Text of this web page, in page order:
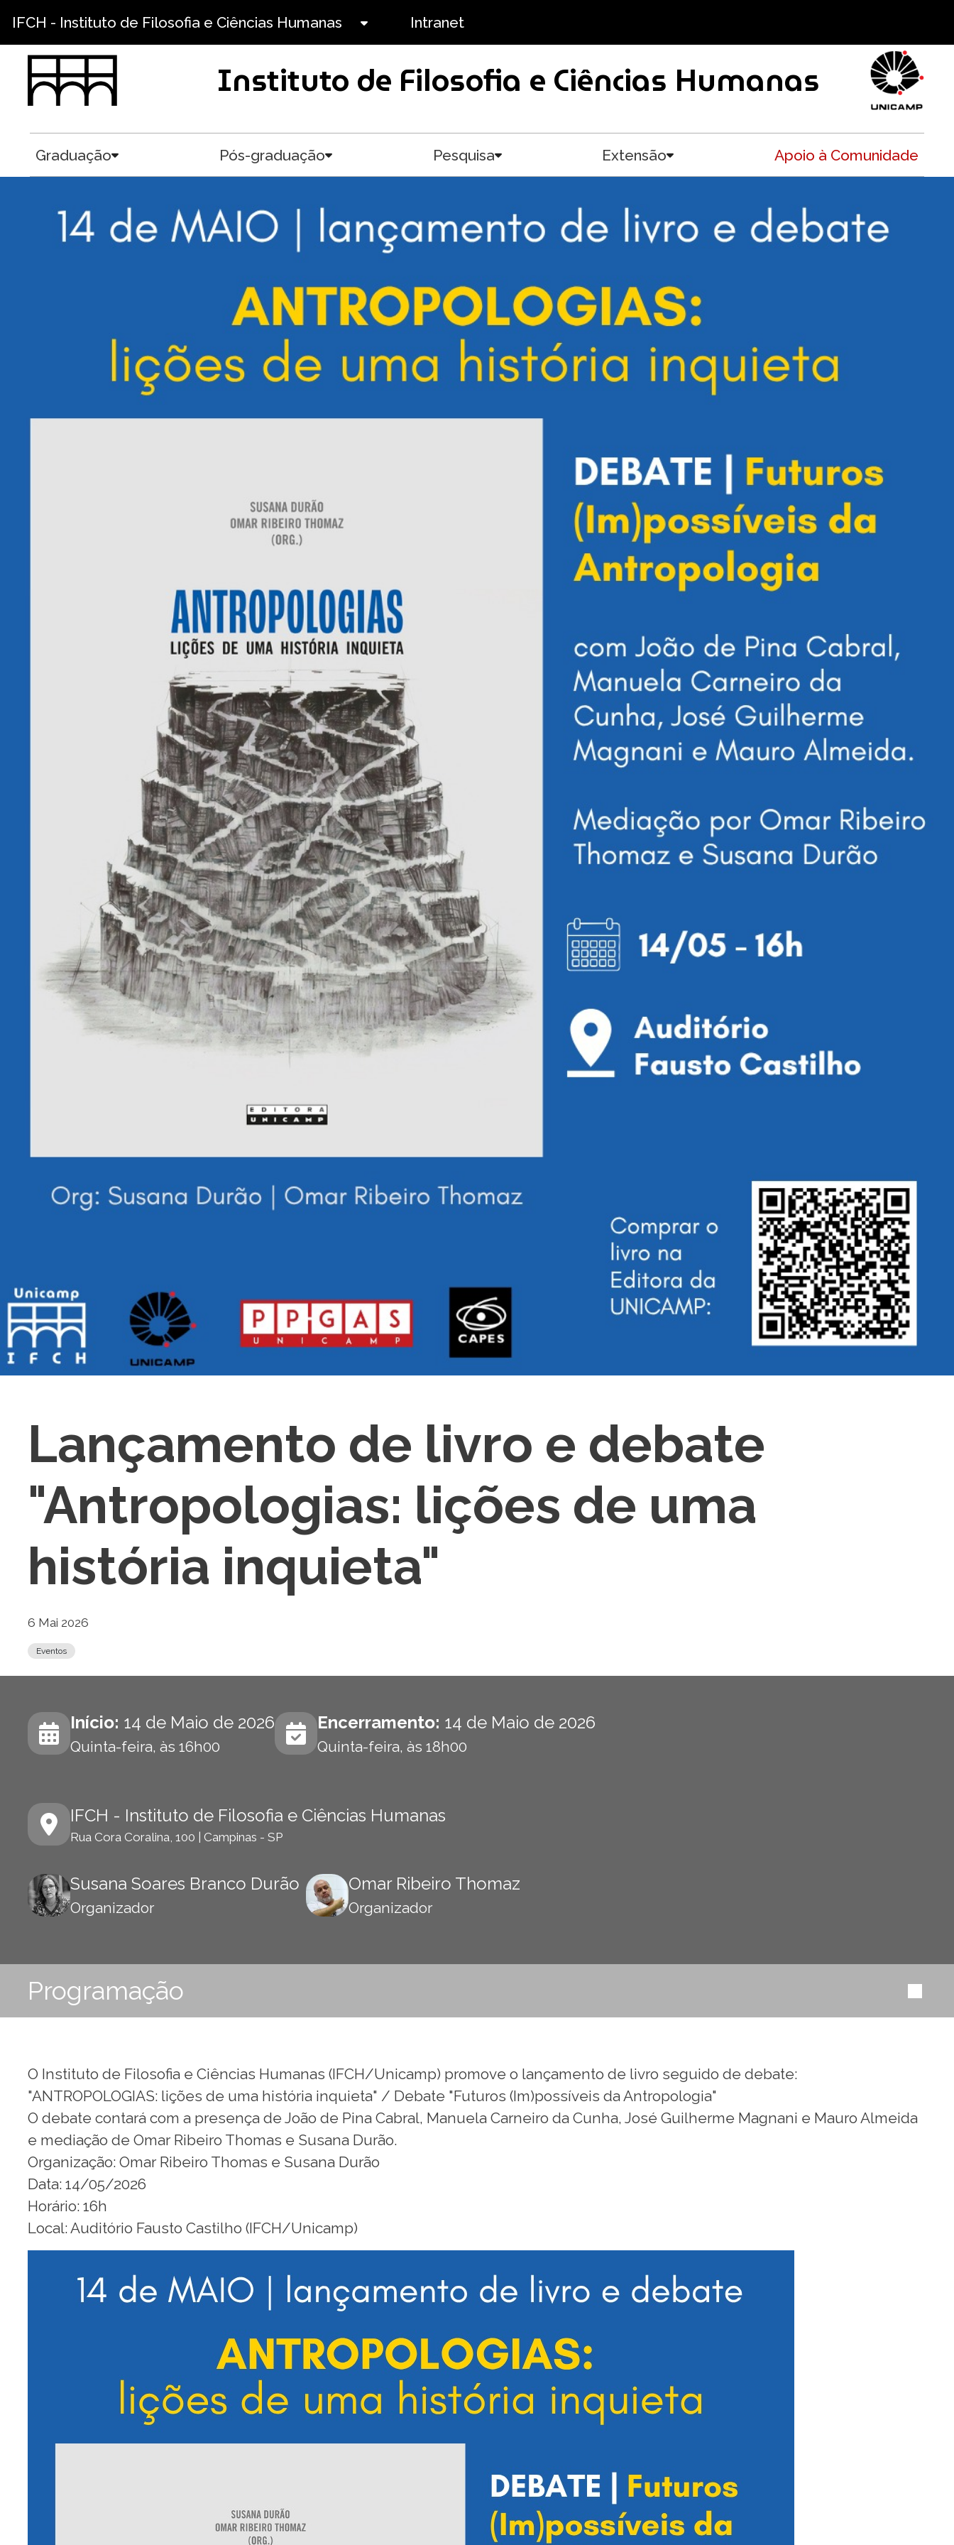
IFCH - Instituto de Filosofia e Ciências Humanas Intranet
Instituto de Filosofia e Ciências Humanas
Graduação Pós-graduação Pesquisa Extensão Apoio à Comunidade
Lançamento de livro e debate
"Antropologias: lições de uma
história inquieta"
6 Mai 2026
Eventos
Início: 14 de Maio de 2026
Quinta-feira, às 16h00
Encerramento: 14 de Maio de 2026
Quinta-feira, às 18h00
IFCH - Instituto de Filosofia e Ciências Humanas
Rua Cora Coralina, 100 | Campinas - SP
Susana Soares Branco Durão
Organizador
Omar Ribeiro Thomaz
Organizador
Programação
O Instituto de Filosofia e Ciências Humanas (IFCH/Unicamp) promove o lançamento de livro seguido de debate:
"ANTROPOLOGIAS: lições de uma história inquieta" / Debate "Futuros (Im)possíveis da Antropologia"
O debate contará com a presença de João de Pina Cabral, Manuela Carneiro da Cunha, José Guilherme Magnani e Mauro Almeida
e mediação de Omar Ribeiro Thomas e Susana Durão.
Organização: Omar Ribeiro Thomas e Susana Durão
Data: 14/05/2026
Horário: 16h
Local: Auditório Fausto Castilho (IFCH/Unicamp)